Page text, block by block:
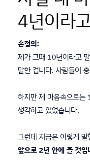
4년이라
손정의:
제가 그때 10년이라고
말한 겁니다. 사람들이
하지만 제 마음속으로는
생각하고 있었습니다.
그런데 지금은 이렇게 말
앞으로 2년 안에 올 것입